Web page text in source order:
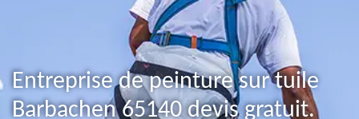
Entreprise de peinture sur tuile
Barbachen 65140 devis gratuit.